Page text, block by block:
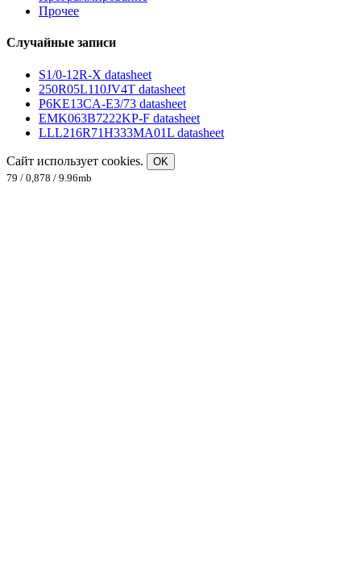
Прочее
Случайные записи
S1/0-12R-X datasheet
250R05L110JV4T datasheet
P6KE13CA-E3/73 datasheet
EMK063B7222KP-F datasheet
LLL216R71H333MA01L datasheet
Сайт использует cookies.
OK
79 / 0,878 / 9.96mb